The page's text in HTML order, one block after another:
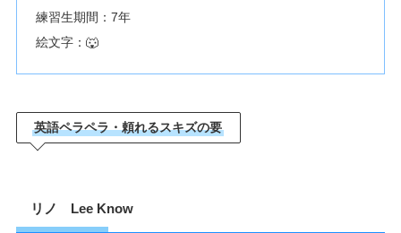
練習生期間：7年
絵文字：🐺
英語ペラペラ・頼れるスキズの要
リノ Lee Know